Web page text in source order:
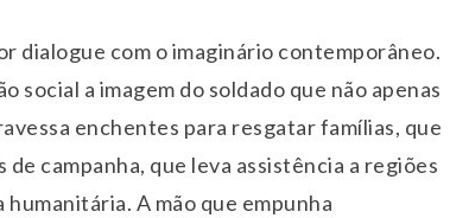
dialogue com o imaginário contemporâneo.
social a imagem do soldado que não apenas
enchentes para resgatar famílias, que
campanha, que leva assistência a regiões
A mão que empunha